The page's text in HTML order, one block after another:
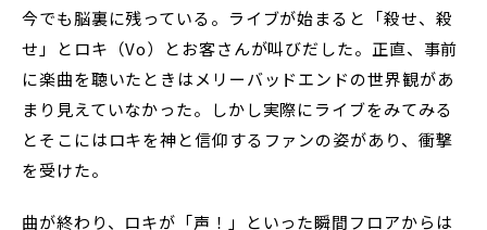
今でも脳裏に残っている。ライブが始まると「殺せ、殺
せ」とロキ（Vo）とお客さんが叫びだした。正直、事前
に楽曲を聴いたときはメリーバッドエンドの世界観があ
まり見えていなかった。しかし実際にライブをみてみる
とそこにはロキを神と信仰するファンの姿があり、衝撃
を受けた。
曲が終わり、ロキが「声！」といった瞬間フロアからは